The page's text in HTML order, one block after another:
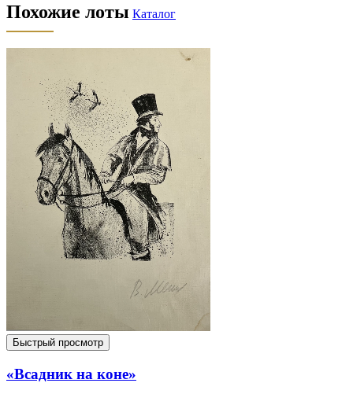
Похожие лоты Каталог
Быстрый просмотр
«Всадник на коне»